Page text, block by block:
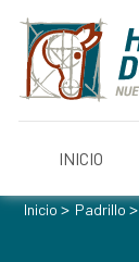
INICIO
Inicio> Padrillo>